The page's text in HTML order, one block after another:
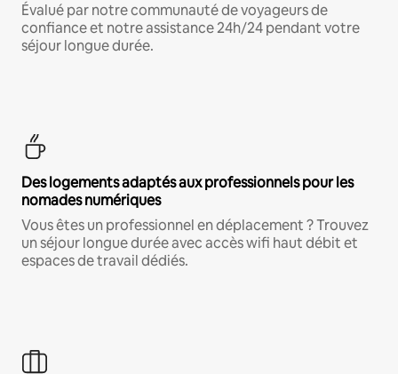
Évalué par notre communauté de voyageurs de
confiance et notre assistance 24h/24 pendant votre
séjour longue durée.
Des logements adaptés aux professionnels pour les
nomades numériques
Vous êtes un professionnel en déplacement ? Trouvez
un séjour longue durée avec accès wifi haut débit et
espaces de travail dédiés.